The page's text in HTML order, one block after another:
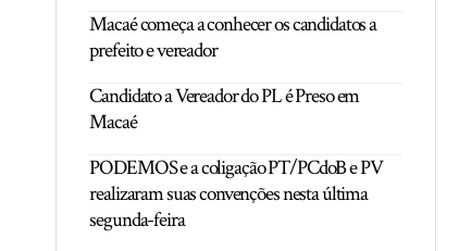
Macaé começa a conhecer os candidatos a
prefeito e vereador
Candidato a Vereador do PL é Preso em
Macaé
PODEMOS e a coligação PT/PCdoB e PV
realizaram suas convenções nesta última
segunda-feira